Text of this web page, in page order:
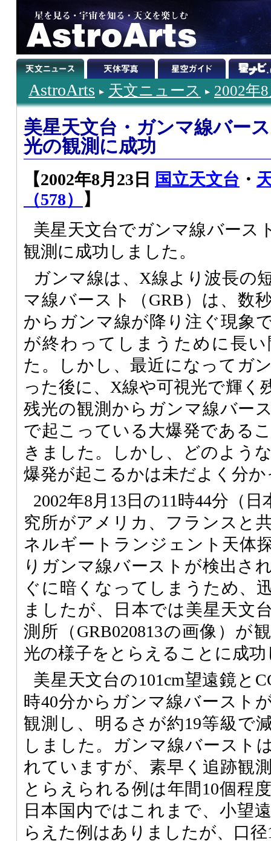
AstroArts 天文ニュース 2002年
美星天文台・ガンマ線バー
光の観測に成功
【2002年8月23日 国立天文台 ・
（578）
】
美星天文台でガンマ線バース
観測に成功しました。
ガンマ線は、X線より波長の
マ線バースト（GRB）は、数
からガンマ線が降り注ぐ現象
が終わってしまうために長
た。しかし、最近になってガ
った後に、X線や可視光で輝く
残光の観測からガンマ線バー
で起こっている大爆発である
きました。しかし、どのよう
爆発が起こるかは未だよく分
2002年8月13日の11時44分（
究所がアメリカ、フランスと
ネルギートランジェント天体
りガンマ線バーストが検出さ
ぐに暗くなってしまうため、
ましたが、日本では美星天文
測所（GRB020813の画像）が
光の様子をとらえることに成
美星天文台の101cm望遠鏡と
時40分からガンマ線バースト
観測し、明るさが約19等級で
しました。ガンマ線バースト
れていますが、素早く追跡観
とらえられる例は年間10個程
日本国内ではこれまで、小望
らえた例はありましたが、口